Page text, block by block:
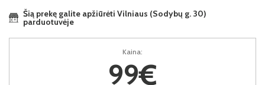
Šią prekę galite apžiūrėti Vilniaus (Sodybų g. 30)
parduotuvėje
Kaina:
99€